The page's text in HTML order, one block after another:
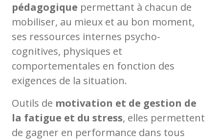
pédagogique permettant à chacun de
mobiliser, au mieux et au bon moment,
ses ressources internes psycho-
cognitives, physiques et
comportementales en fonction des
exigences de la situation.
Outils de motivation et de gestion de
la fatigue et du stress, elles permettent
de gagner en performance dans tous